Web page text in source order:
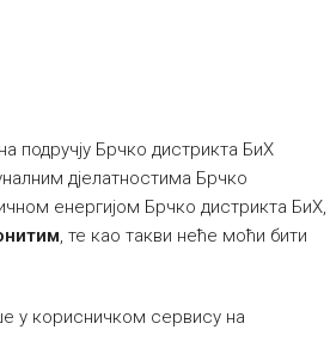
подручју Брчко дистрикта БиХ
дјелатностима Брчко
енергијом Брчко дистрикта БиХ,
, те као такви неће моћи бити
у корисничком сервису на